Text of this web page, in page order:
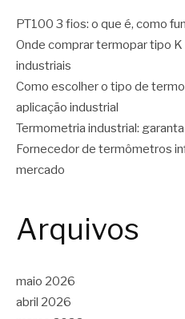
PT100 3 fios: o que é, como
Onde comprar termopar tipo
industriais
Como escolher o tipo de
aplicação industrial
Termometria industrial:
Fornecedor de termômetros
mercado
Arquivos
maio 2026
abril 2026